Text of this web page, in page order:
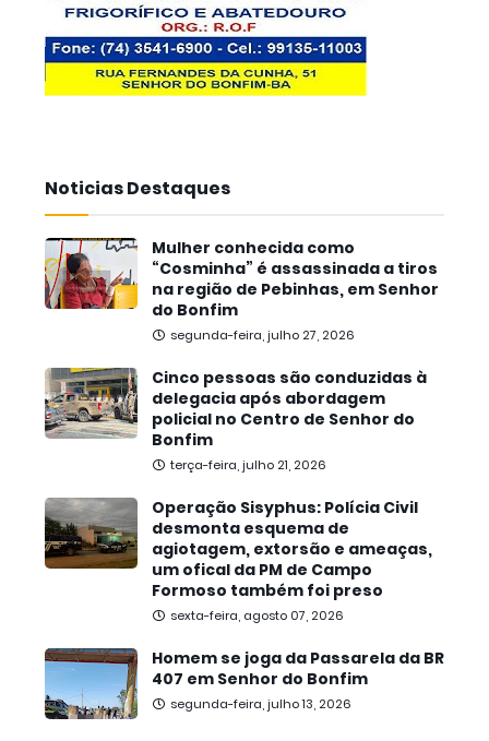
Noticias Destaques
Mulher conhecida como
“Cosminha” é assassinada a tiros
na região de Pebinhas, em Senhor
do Bonfim
segunda-feira, julho 27, 2026
Cinco pessoas são conduzidas à
delegacia após abordagem
policial no Centro de Senhor do
Bonfim
terça-feira, julho 21, 2026
Operação Sisyphus: Polícia Civil
desmonta esquema de
agiotagem, extorsão e ameaças,
um ofical da PM de Campo
Formoso também foi preso
sexta-feira, agosto 07, 2026
Homem se joga da Passarela da BR
407 em Senhor do Bonfim
segunda-feira, julho 13, 2026